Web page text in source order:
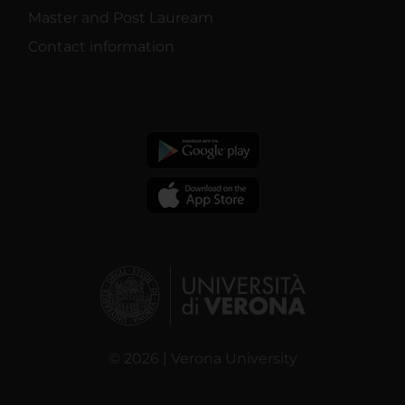
Master and Post Lauream
Contact information
© 2026 | Verona University